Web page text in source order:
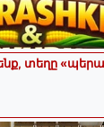
տեղը